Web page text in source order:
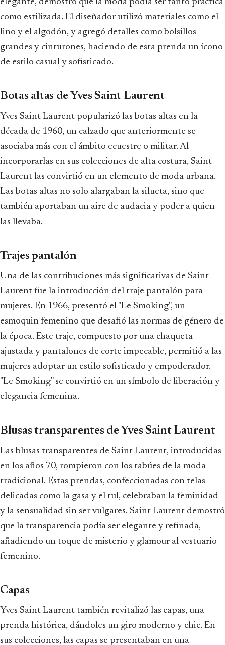
elegante, demostró que la moda podía ser tanto práctica
como estilizada. El diseñador utilizó materiales como el
lino y el algodón, y agregó detalles como bolsillos
grandes y cinturones, haciendo de esta prenda un ícono
de estilo casual y sofisticado.
Botas altas de Yves Saint Laurent
Yves Saint Laurent popularizó las botas altas en la
década de 1960, un calzado que anteriormente se
asociaba más con el ámbito ecuestre o militar. Al
incorporarlas en sus colecciones de alta costura, Saint
Laurent las convirtió en un elemento de moda urbana.
Las botas altas no solo alargaban la silueta, sino que
también aportaban un aire de audacia y poder a quien
las llevaba.
Trajes pantalón
Una de las contribuciones más significativas de Saint
Laurent fue la introducción del traje pantalón para
mujeres. En 1966, presentó el "Le Smoking", un
esmoquin femenino que desafió las normas de género de
la época. Este traje, compuesto por una chaqueta
ajustada y pantalones de corte impecable, permitió a las
mujeres adoptar un estilo sofisticado y empoderador.
"Le Smoking" se convirtió en un símbolo de liberación y
elegancia femenina.
Blusas transparentes de Yves Saint Laurent
Las blusas transparentes de Saint Laurent, introducidas
en los años 70, rompieron con los tabúes de la moda
tradicional. Estas prendas, confeccionadas con telas
delicadas como la gasa y el tul, celebraban la feminidad
y la sensualidad sin ser vulgares. Saint Laurent demostró
que la transparencia podía ser elegante y refinada,
añadiendo un toque de misterio y glamour al vestuario
femenino.
Capas
Yves Saint Laurent también revitalizó las capas, una
prenda histórica, dándoles un giro moderno y chic. En
sus colecciones, las capas se presentaban en una